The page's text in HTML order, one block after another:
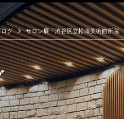
グ サロン展「渋谷区立松濤美術館所